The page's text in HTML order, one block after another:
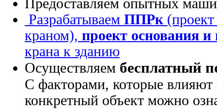
Предоставляем опытных
Разрабатываем ППРк
краном), проект основания
крана к зданию
Осуществляем бесплатный
С факторами, которые влияют
конкретный объект можно